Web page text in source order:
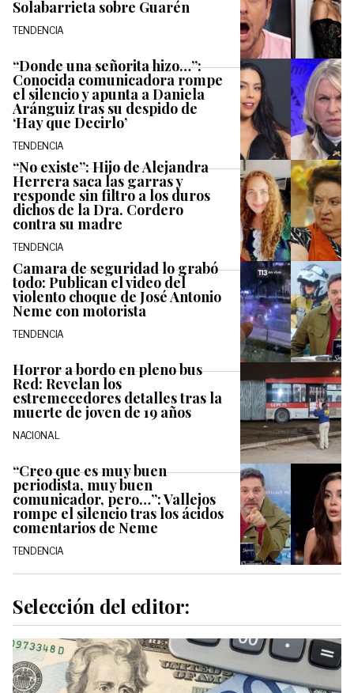
Solabarrieta sobre Guarén
TENDENCIA
“Donde una señorita hizo…”:
Conocida comunicadora rompe
el silencio y apunta a Daniela
Aránguiz tras su despido de
‘Hay que Decirlo’
TENDENCIA
“No existe”: Hijo de Alejandra
Herrera saca las garras y
responde sin filtro a los duros
dichos de la Dra. Cordero
contra su madre
TENDENCIA
Camara de seguridad lo grabó
todo: Publican el video del
violento choque de José Antonio
Neme con motorista
TENDENCIA
Horror a bordo en pleno bus
Red: Revelan los
estremecedores detalles tras la
muerte de joven de 19 años
NACIONAL
“Creo que es muy buen
periodista, muy buen
comunicador, pero…”: Vallejos
rompe el silencio tras los ácidos
comentarios de Neme
TENDENCIA
Selección del editor: